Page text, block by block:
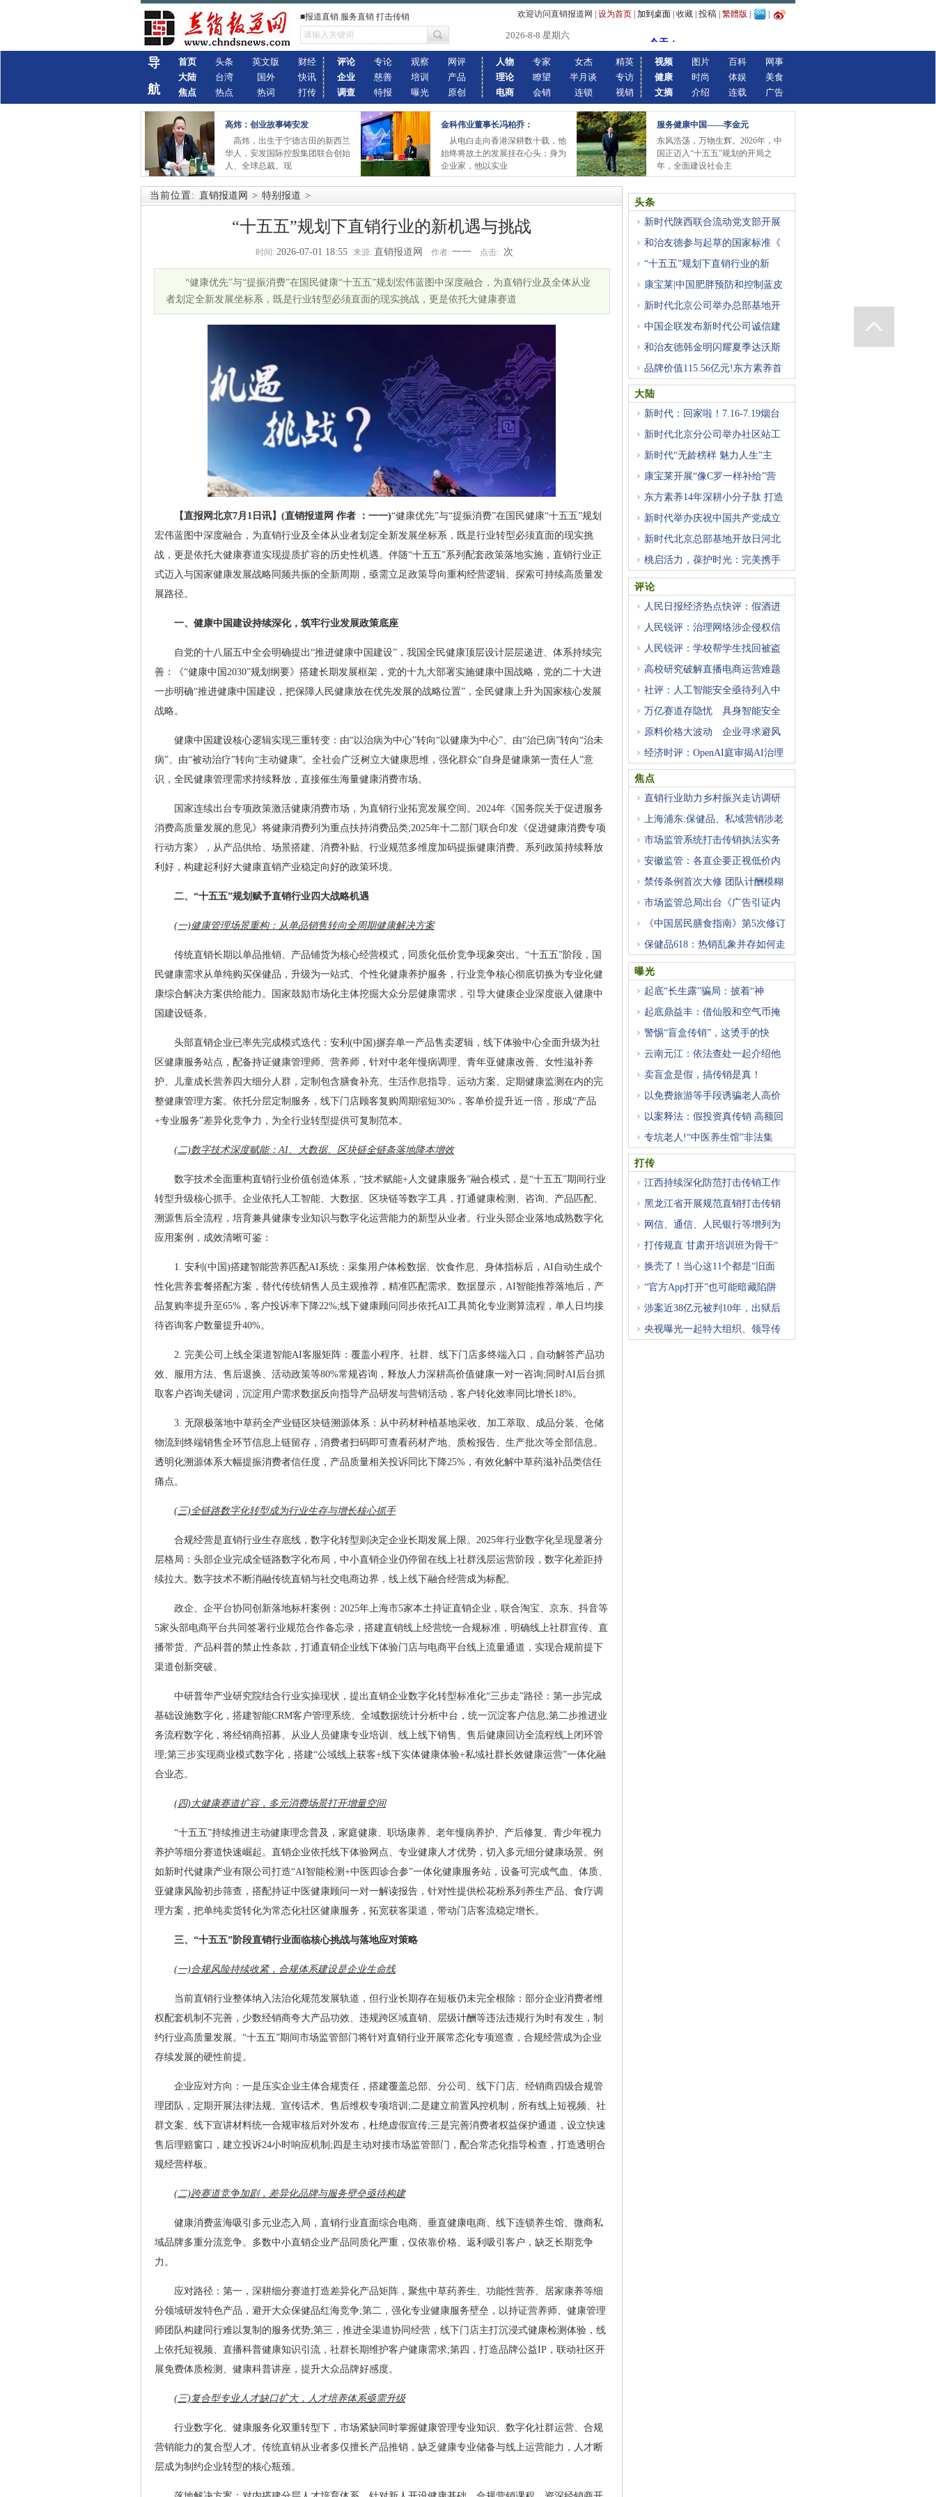
■报道直销 服务直销 打击传销 欢迎访问直销报道网 设为首页 加到桌面 收藏 投稿 繁體版
2026-8-8 星期六
导
航
首页
大陆
焦点
头条
台湾
热点
英文版
国外
热词
财经
快讯
打传
评论
企业
调查
专论
慈善
特报
观察
培训
曝光
网评
产品
原创
人物
理论
电商
专家
瞭望
会销
女杰
半月谈
连锁
精英
专访
视销
视频
健康
文摘
图片
时尚
介绍
百科
体娱
连载
网事
美食
广告
高炜：创业故事铸安发
高炜，出生于宁德古田的新西兰
华人，安发国际控股集团联合创始
人、全球总裁。现
金科伟业董事长冯柏乔：
从电白走向香港深耕数十载，他
始终将故土的发展挂在心头；身为
企业家，他以实业
服务健康中国——李金元
东风浩荡，万物生辉。2026年，中
国正迈入“十五五”规划的开局之
年，全面建设社会主
当前位置: 直销报道网 > 特别报道 >
“十五五”规划下直销行业的新机遇与挑战
时间: 2026-07-01 18:55 来源: 直销报道网 作者: 一一 点击: 次
“健康优先”与“提振消费”在国民健康“十五五”规划宏伟蓝图中深度融合，为直销行业及全体从业
者划定全新发展坐标系，既是行业转型必须直面的现实挑战，更是依托大健康赛道
【直报网北京7月1日讯】(直销报道网 作者 ：一一)“健康优先”与“提振消费”在国民健康“十五五”规划
宏伟蓝图中深度融合，为直销行业及全体从业者划定全新发展坐标系，既是行业转型必须直面的现实挑
战，更是依托大健康赛道实现提质扩容的历史性机遇。伴随“十五五”系列配套政策落地实施，直销行业正
式迈入与国家健康发展战略同频共振的全新周期，亟需立足政策导向重构经营逻辑、探索可持续高质量发
展路径。
一、健康中国建设持续深化，筑牢行业发展政策底座
自党的十八届五中全会明确提出“推进健康中国建设”，我国全民健康顶层设计层层递进、体系持续完
善：《“健康中国2030”规划纲要》搭建长期发展框架，党的十九大部署实施健康中国战略，党的二十大进
一步明确“推进健康中国建设，把保障人民健康放在优先发展的战略位置”，全民健康上升为国家核心发展
战略。
健康中国建设核心逻辑实现三重转变：由“以治病为中心”转向“以健康为中心”、由“治已病”转向“治未
病”、由“被动治疗”转向“主动健康”。全社会广泛树立大健康思维，强化群众“自身是健康第一责任人”意
识，全民健康管理需求持续释放，直接催生海量健康消费市场。
国家连续出台专项政策激活健康消费市场，为直销行业拓宽发展空间。2024年《国务院关于促进服务
消费高质量发展的意见》将健康消费列为重点扶持消费品类;2025年十二部门联合印发《促进健康消费专项
行动方案》，从产品供给、场景搭建、消费补贴、行业规范多维度加码提振健康消费。系列政策持续释放
利好，构建起利好大健康直销产业稳定向好的政策环境。
二、“十五五”规划赋予直销行业四大战略机遇
(一)健康管理场景重构：从单品销售转向全周期健康解决方案
传统直销长期以单品推销、产品铺货为核心经营模式，同质化低价竞争现象突出。“十五五”阶段，国
民健康需求从单纯购买保健品，升级为一站式、个性化健康养护服务，行业竞争核心彻底切换为专业化健
康综合解决方案供给能力。国家鼓励市场化主体挖掘大众分层健康需求，引导大健康企业深度嵌入健康中
国建设链条。
头部直销企业已率先完成模式迭代：安利(中国)摒弃单一产品售卖逻辑，线下体验中心全面升级为社
区健康服务站点，配备持证健康管理师、营养师，针对中老年慢病调理、青年亚健康改善、女性滋补养
护、儿童成长营养四大细分人群，定制包含膳食补充、生活作息指导、运动方案、定期健康监测在内的完
整健康管理方案。依托分层定制服务，线下门店顾客复购周期缩短30%，客单价提升近一倍，形成“产品
+专业服务”差异化竞争力，为全行业转型提供可复制范本。
(二)数字技术深度赋能：AI、大数据、区块链全链条落地降本增效
数字技术全面重构直销行业价值创造体系，“技术赋能+人文健康服务”融合模式，是“十五五”期间行业
转型升级核心抓手。企业依托人工智能、大数据、区块链等数字工具，打通健康检测、咨询、产品匹配、
溯源售后全流程，培育兼具健康专业知识与数字化运营能力的新型从业者。行业头部企业落地成熟数字化
应用案例，成效清晰可鉴：
1. 安利(中国)搭建智能营养匹配AI系统：采集用户体检数据、饮食作息、身体指标后，AI自动生成个
性化营养套餐搭配方案，替代传统销售人员主观推荐，精准匹配需求。数据显示，AI智能推荐落地后，产
品复购率提升至65%，客户投诉率下降22%;线下健康顾问同步依托AI工具简化专业测算流程，单人日均接
待咨询客户数量提升40%。
2. 完美公司上线全渠道智能AI客服矩阵：覆盖小程序、社群、线下门店多终端入口，自动解答产品功
效、服用方法、售后退换、活动政策等80%常规咨询，释放人力深耕高价值健康一对一咨询;同时AI后台抓
取客户咨询关键词，沉淀用户需求数据反向指导产品研发与营销活动，客户转化效率同比增长18%。
3. 无限极落地中草药全产业链区块链溯源体系：从中药材种植基地采收、加工萃取、成品分装、仓储
物流到终端销售全环节信息上链留存，消费者扫码即可查看药材产地、质检报告、生产批次等全部信息。
透明化溯源体系大幅提振消费者信任度，产品质量相关投诉同比下降25%，有效化解中草药滋补品类信任
痛点。
(三)全链路数字化转型成为行业生存与增长核心抓手
合规经营是直销行业生存底线，数字化转型则决定企业长期发展上限。2025年行业数字化呈现显著分
层格局：头部企业完成全链路数字化布局，中小直销企业仍停留在线上社群浅层运营阶段，数字化差距持
续拉大。数字技术不断消融传统直销与社交电商边界，线上线下融合经营成为标配。
政企、企平台协同创新落地标杆案例：2025年上海市5家本土持证直销企业，联合淘宝、京东、抖音等
5家头部电商平台共同签署行业规范合作备忘录，搭建直销线上经营统一合规标准，明确线上社群宣传、直
播带货、产品科普的禁止性条款，打通直销企业线下体验门店与电商平台线上流量通道，实现合规前提下
渠道创新突破。
中研普华产业研究院结合行业实操现状，提出直销企业数字化转型标准化“三步走”路径：第一步完成
基础设施数字化，搭建智能CRM客户管理系统、全域数据统计分析中台，统一沉淀客户信息;第二步推进业
务流程数字化，将经销商招募、从业人员健康专业培训、线上线下销售、售后健康回访全流程线上闭环管
理;第三步实现商业模式数字化，搭建“公域线上获客+线下实体健康体验+私域社群长效健康运营”一体化融
合业态。
(四)大健康赛道扩容，多元消费场景打开增量空间
“十五五”持续推进主动健康理念普及，家庭健康、职场康养、老年慢病养护、产后修复、青少年视力
养护等细分赛道快速崛起。直销企业依托线下体验网点、专业健康人才优势，切入多元细分健康场景。例
如新时代健康产业有限公司打造“AI智能检测+中医四诊合参”一体化健康服务站，设备可完成气血、体质、
亚健康风险初步筛查，搭配持证中医健康顾问一对一解读报告，针对性提供松花粉系列养生产品、食疗调
理方案，把单纯卖货转化为常态化社区健康服务，拓宽获客渠道，带动门店客流稳定增长。
三、“十五五”阶段直销行业面临核心挑战与落地应对策略
(一)合规风险持续收紧，合规体系建设是企业生命线
当前直销行业整体纳入法治化规范发展轨道，但行业长期存在短板仍未完全根除：部分企业消费者维
权配套机制不完善，少数经销商夸大产品功效、违规跨区域直销、层级计酬等违法违规行为时有发生，制
约行业高质量发展。“十五五”期间市场监管部门将针对直销行业开展常态化专项巡查，合规经营成为企业
存续发展的硬性前提。
企业应对方向：一是压实企业主体合规责任，搭建覆盖总部、分公司、线下门店、经销商四级合规管
理团队，定期开展法律法规、宣传话术、售后维权专项培训;二是建立前置风控机制，所有线上短视频、社
群文案、线下宣讲材料统一合规审核后对外发布，杜绝虚假宣传;三是完善消费者权益保护通道，设立快速
售后理赔窗口，建立投诉24小时响应机制;四是主动对接市场监管部门，配合常态化指导检查，打造透明合
规经营样板。
(二)跨赛道竞争加剧，差异化品牌与服务壁垒亟待构建
健康消费蓝海吸引多元业态入局，直销行业直面综合电商、垂直健康电商、线下连锁养生馆、微商私
域品牌多重分流竞争。多数中小直销企业产品同质化严重，仅依靠价格、返利吸引客户，缺乏长期竞争
力。
应对路径：第一，深耕细分赛道打造差异化产品矩阵，聚焦中草药养生、功能性营养、居家康养等细
分领域研发特色产品，避开大众保健品红海竞争;第二，强化专业健康服务壁垒，以持证营养师、健康管理
师团队构建同行难以复制的服务优势;第三，推进全渠道协同经营，线下门店主打沉浸式健康检测体验，线
上依托短视频、直播科普健康知识引流，社群长期维护客户健康需求;第四，打造品牌公益IP，联动社区开
展免费体质检测、健康科普讲座，提升大众品牌好感度。
(三)复合型专业人才缺口扩大，人才培养体系亟需升级
行业数字化、健康服务化双重转型下，市场紧缺同时掌握健康管理专业知识、数字化社群运营、合规
营销能力的复合型人才。传统直销从业者多仅擅长产品推销，缺乏健康专业储备与线上运营能力，人才断
层成为制约企业转型的核心瓶颈。
头条
新时代陕西联合流动党支部开展
和治友德参与起草的国家标准《
“十五五”规划下直销行业的新
康宝莱|中国肥胖预防和控制蓝皮
新时代北京公司举办总部基地开
中国企联发布新时代公司诚信建
和治友德韩金明闪耀夏季达沃斯
品牌价值115.56亿元!东方素养首
登
大陆
新时代：回家啦！7.16-7.19烟台
新时代北京分公司举办社区站工
新时代“无龄榜样 魅力人生”主
康宝莱开展“像C罗一样补给”营
东方素养14年深耕小分子肽 打造
新时代举办庆祝中国共产党成立
新时代北京总部基地开放日河北
桃启活力，葆护时光：完美携手
评论
人民日报经济热点快评：假酒进
人民锐评：治理网络涉企侵权信
人民锐评：学校帮学生找回被盗
高校研究破解直播电商运营难题
社评：人工智能安全亟待列入中
万亿赛道存隐忧 具身智能安全
原料价格大波动 企业寻求避风
经济时评：OpenAI庭审揭AI治理
困
焦点
直销行业助力乡村振兴走访调研
上海浦东:保健品、私域营销涉老
市场监管系统打击传销执法实务
安徽监管：各直企要正视低价内
禁传条例首次大修 团队计酬模糊
市场监管总局出台《广告引证内
《中国居民膳食指南》第5次修订
保健品618：热销乱象并存如何走
曝光
起底“长生露”骗局：披着“神
起底鼎益丰：借仙股和空气币掩
警惕“盲盒传销”，这烫手的快
云南元江：依法查处一起介绍他
卖盲盒是假，搞传销是真！
以免费旅游等手段诱骗老人高价
以案释法：假投资真传销 高额回
专坑老人!“中医养生馆”非法集
打传
江西持续深化防范打击传销工作
黑龙江省开展规范直销打击传销
网信、通信、人民银行等增列为
打传规直 甘肃开培训班为骨干“
换壳了！当心这11个都是“旧面
“官方App打开”也可能暗藏陷阱
涉案近38亿元被判10年，出狱后
央视曝光一起特大组织、领导传